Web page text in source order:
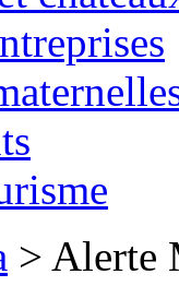
> Alerte